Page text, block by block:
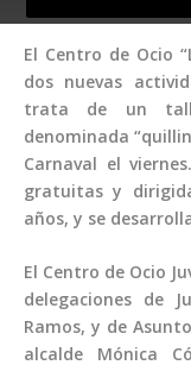
El Centro de Ocio
dos nuevas
trata de un
denominada
Carnaval el
gratuitas y
años, y se
El Centro de Ocio
delegaciones de
Ramos, y de
alcalde Mónica